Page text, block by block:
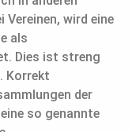
Vereinen, wird eine
als
Dies ist streng
Korrekt
der
so genannte